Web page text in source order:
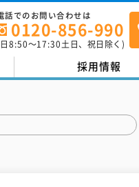
話でのお問い合わせは
0120-856-990
8:50～17:30土日、祝日除く)
採用情報